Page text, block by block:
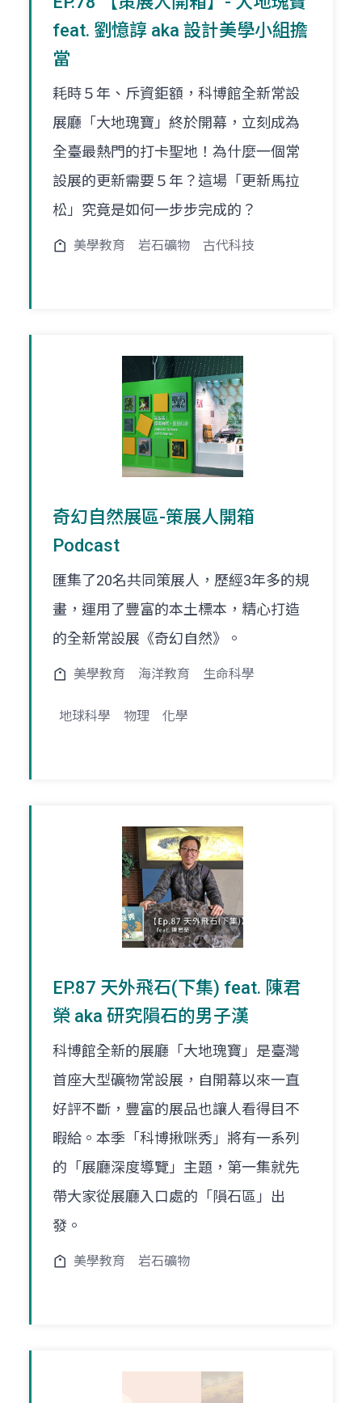
feat. 劉憶諄 aka 設計美學小組擔
當
耗時５年、斥資鉅額，科博館全新常設
展廳「大地瑰寶」終於開幕，立刻成為
全臺最熱門的打卡聖地！為什麼一個常
設展的更新需要５年？這場「更新馬拉
松」究竟是如何一步步完成的？
美學教育 岩石礦物 古代科技
奇幻自然展區-策展人開箱
Podcast
匯集了20名共同策展人，歷經3年多的規
畫，運用了豐富的本土標本，精心打造
的全新常設展《奇幻自然》。
美學教育 海洋教育 生命科學
地球科學 物理 化學
EP.87 天外飛石(下集) feat. 陳君
榮 aka 研究隕石的男子漢
科博館全新的展廳「大地瑰寶」是臺灣
首座大型礦物常設展，自開幕以來一直
好評不斷，豐富的展品也讓人看得目不
暇給。本季「科博揪咪秀」將有一系列
的「展廳深度導覽」主題，第一集就先
帶大家從展廳入口處的「隕石區」出
發。
美學教育 岩石礦物